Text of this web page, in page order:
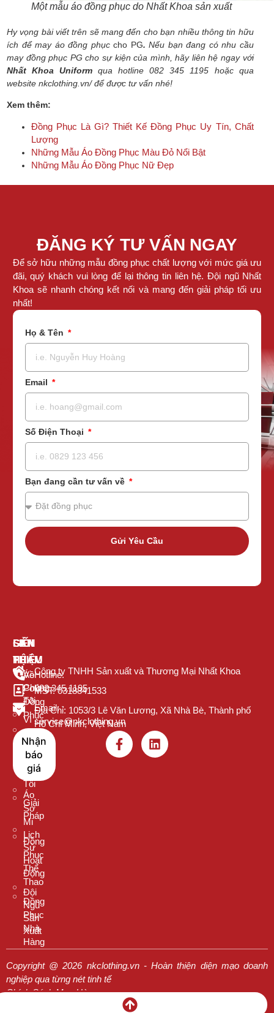
Một mẫu áo đồng phục do Nhất Khoa sản xuất
Hy vọng bài viết trên sẽ mang đến cho bạn nhiều thông tin hữu
ích để may áo đồng phụccho PG.Nếu bạn đang có nhu cầu
may đồng phục PG cho sự kiện của mình, hãy liên hệ ngay với
Nhất Khoa Uniform qua hotline082 345 1195 hoặc qua
website nkclothing.vn/để được tư vấn nhé!
Xem thêm:
Đồng Phục Là Gì? Thiết Kế Đồng Phục Uy Tín, Chất
Lượng
Những Mẫu Áo Đồng Phục Màu Đỏ Nổi Bật
Những Mẫu Áo Đồng Phục Nữ Đẹp
ĐĂNG KÝ TƯ VẤN NGAY
Để sở hữu những mẫu đồng phục chất lượng với mức giá ưu
đãi, quý khách vui lòng để lại thông tin liên hệ. Đội ngũ Nhất
Khoa sẽ nhanh chóng kết nối và mang đến giải pháp tối ưu
nhất!
Họ & Tên
Email
Số Điện Thoại
Bạn đang cần tư vấn về
Gửi Yêu Cầu
Công ty TNHH Sản xuất và Thương Mại Nhất Khoa
MST: 0318841533
Địa Chỉ: 1053/3 Lê Văn Lương, Xã Nhà Bè, Thành phố
Hồ Chí Minh, Việt Nam
GIỚI
THIỆU
Về
Chúng
Tôi
Vì
Sao
Nên
Chọn
Chúng
Tôi
Giải
Pháp
Lịch
Sử
Hoạt
Động
Đội
Ngũ
Sản
Xuất
SẢN
PHẨM
Áo
Polo
Đồng
Phục
Thun
Cổ
Tròn
Áo
Sơ
Mi
Đồng
Phục
Thể
Thao
Đồng
Phục
Nhà
Hàng
LIÊN
HỆ
Hotline:
082.345.1195
Email:
service@nkclothing.vn
Nhận
báo
giá
Copyright @ 2026 nkclothing.vn - Hoàn thiện diện mạo doanh
nghiệp qua từng nét tinh tế
Chính Sách Mua Hàng